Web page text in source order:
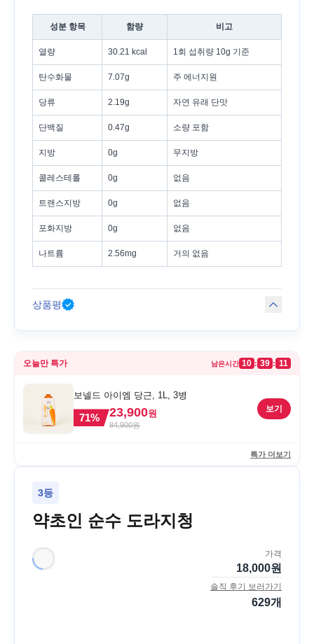
성분 항목 함량 비고
열량 30.21 kcal 1회 섭취량 10g 기준
탄수화물 7.07g 주 에너지원
당류 2.19g 자연 유래 단맛
단백질 0.47g 소량 포함
지방 0g 무지방
콜레스테롤 0g 없음
트랜스지방 0g 없음
포화지방 0g 없음
나트륨 2.56mg 거의 없음
상품평
오늘만 특가 남은시간 10 : 39 : 11
보넬드 아이엠 당근, 1L, 3병
71% 23,900원
84,900원
보기
특가 더보기
3등
약초인 순수 도라지청
가격
18,000원
솔직 후기 보러가기
629개